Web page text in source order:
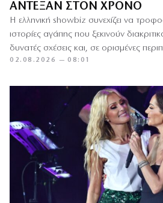
ΆΝΤΕΞΑΝ ΣΤΟΝ ΧΡΌΝΟ
Η ελληνική showbiz συνεχίζει να
ιστορίες αγάπης που ξεκινούν
δυνατές σχέσεις και, σε ορισμένες
γάμο. Από…
02.08.2026 — 08:01